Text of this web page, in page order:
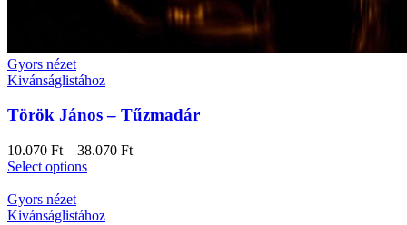
Gyors nézet
Kivánságlistához
Török János – Tűzmadár
10.070 Ft – 38.070 Ft
Select options
Gyors nézet
Kivánságlistához